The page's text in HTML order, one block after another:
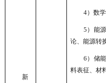
新
4） 数
5） 能
论、能源转
6） 储
料表征、材